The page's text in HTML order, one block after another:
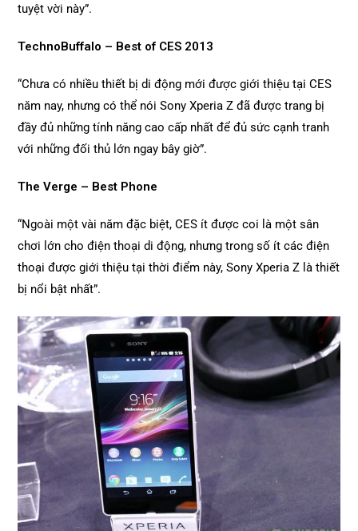
tuyệt vời này”.
TechnoBuffalo – Best of CES 2013
“Chưa có nhiều thiết bị di động mới được giới thiệu tại CES
năm nay, nhưng có thể nói Sony Xperia Z đã được trang bị
đầy đủ những tính năng cao cấp nhất để đủ sức cạnh tranh
với những đối thủ lớn ngay bây giờ”.
The Verge – Best Phone
“Ngoài một vài năm đặc biệt, CES ít được coi là một sân
chơi lớn cho điện thoại di động, nhưng trong số ít các điện
thoại được giới thiệu tại thời điểm này, Sony Xperia Z là thiết
bị nổi bật nhất”.